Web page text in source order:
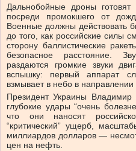
Дальнобойные дроны
посреди промокшего от
Военные должны действовать
до того, как российские силы
сторону баллистические
безопасное расстояние.
раздаются громкие звуки
вспышку: первый аппарат
взмывает в небо в направлении
Президент Украины Владимир
глубокие удары “очень
что они наносят
“критический” ущерб,
миллиардов долларов —
цен на нефть.